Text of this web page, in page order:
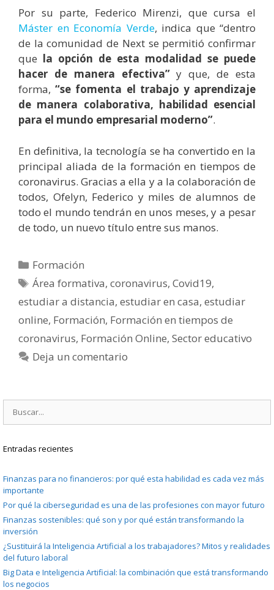
Por su parte, Federico Mirenzi, que cursa el
Máster en Economía Verde, indica que “dentro
de la comunidad de Next se permitió confirmar
que la opción de esta modalidad se puede
hacer de manera efectiva”y que, de esta
forma,“se fomenta el trabajo y aprendizaje
de manera colaborativa, habilidad esencial
para el mundo empresarial moderno”.
En definitiva, la tecnología se ha convertido en la
principal aliada de la formación en tiempos de
coronavirus. Gracias a ella y a la colaboración de
todos, Ofelyn, Federico y miles de alumnos de
todo el mundo tendrán en unos meses, y a pesar
de todo, un nuevo título entre sus manos.
Categorías
Formación
Etiquetas
Área formativa,coronavirus,Covid19,
estudiar a distancia, estudiar en casa, estudiar
online, Formación, Formación en tiempos de
coronavirus, Formación Online, Sector educativo
Deja un comentario
Entradas recientes
Finanzas para no financieros: por qué esta habilidad es cada vez más
importante
Por qué la ciberseguridad es una de las profesiones con mayor futuro
Finanzas sostenibles: qué son y por qué están transformando la
inversión
¿Sustituirá la Inteligencia Artificial a los trabajadores? Mitos y realidades
del futuro laboral
Big Data e Inteligencia Artificial: la combinación que está transformando
los negocios